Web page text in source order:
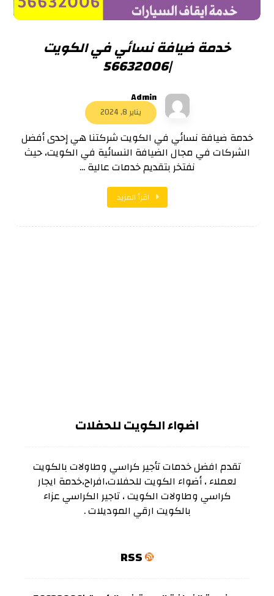
خدمة ضيافة نسائي في الكويت
|56632006
Admin
يناير 8, 2024
خدمة ضيافة نسائي في الكويت شركتنا هي إحدى أفضل
الشركات في مجال الضيافة النسائية في الكويت، حيث
نفتخر بتقديم خدمات عالية ...
اقرأ المزيد
اضواء الكويت للحفلات
تقدم افضل خدمات تأجير كراسي وطاولات بالكويت
لعملاء ، أضواء الكويت للحفلات،افراح،خدمة ايجار
كراسي وطاولات الكويت ، تاجير الكراسي عزاء
بالكويت ارقي الموديلات .
RSS